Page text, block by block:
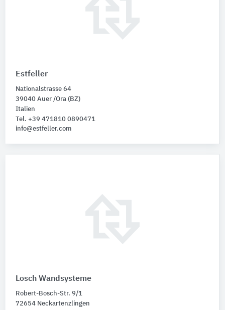
Estfeller
Nationalstrasse 64
39040 Auer /Ora (BZ)
Italien
Tel. +39 471810 0890471
info@estfeller.com
Losch Wandsysteme
Robert-Bosch-Str. 9/1
72654 Neckartenzlingen